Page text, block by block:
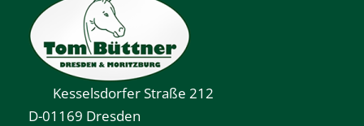
Kesselsdorfer Straße 212
D-01169 Dresden